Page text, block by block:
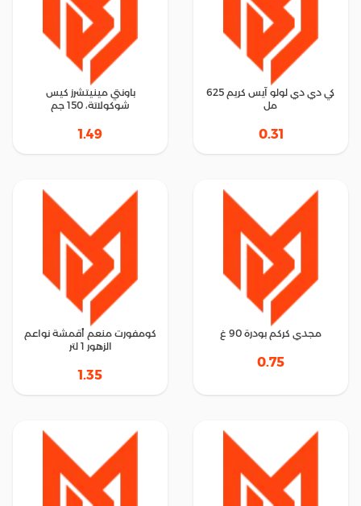
كي دي دي لولو آيس كريم 625
مل
0.31
باونتي مينيتشرز كيس
شوكولاتة، 150 جم
1.49
مجدي كركم بودرة 90 غ
0.75
كومفورت منعم أقمشة نواعم
الزهور 1 لتر
1.35